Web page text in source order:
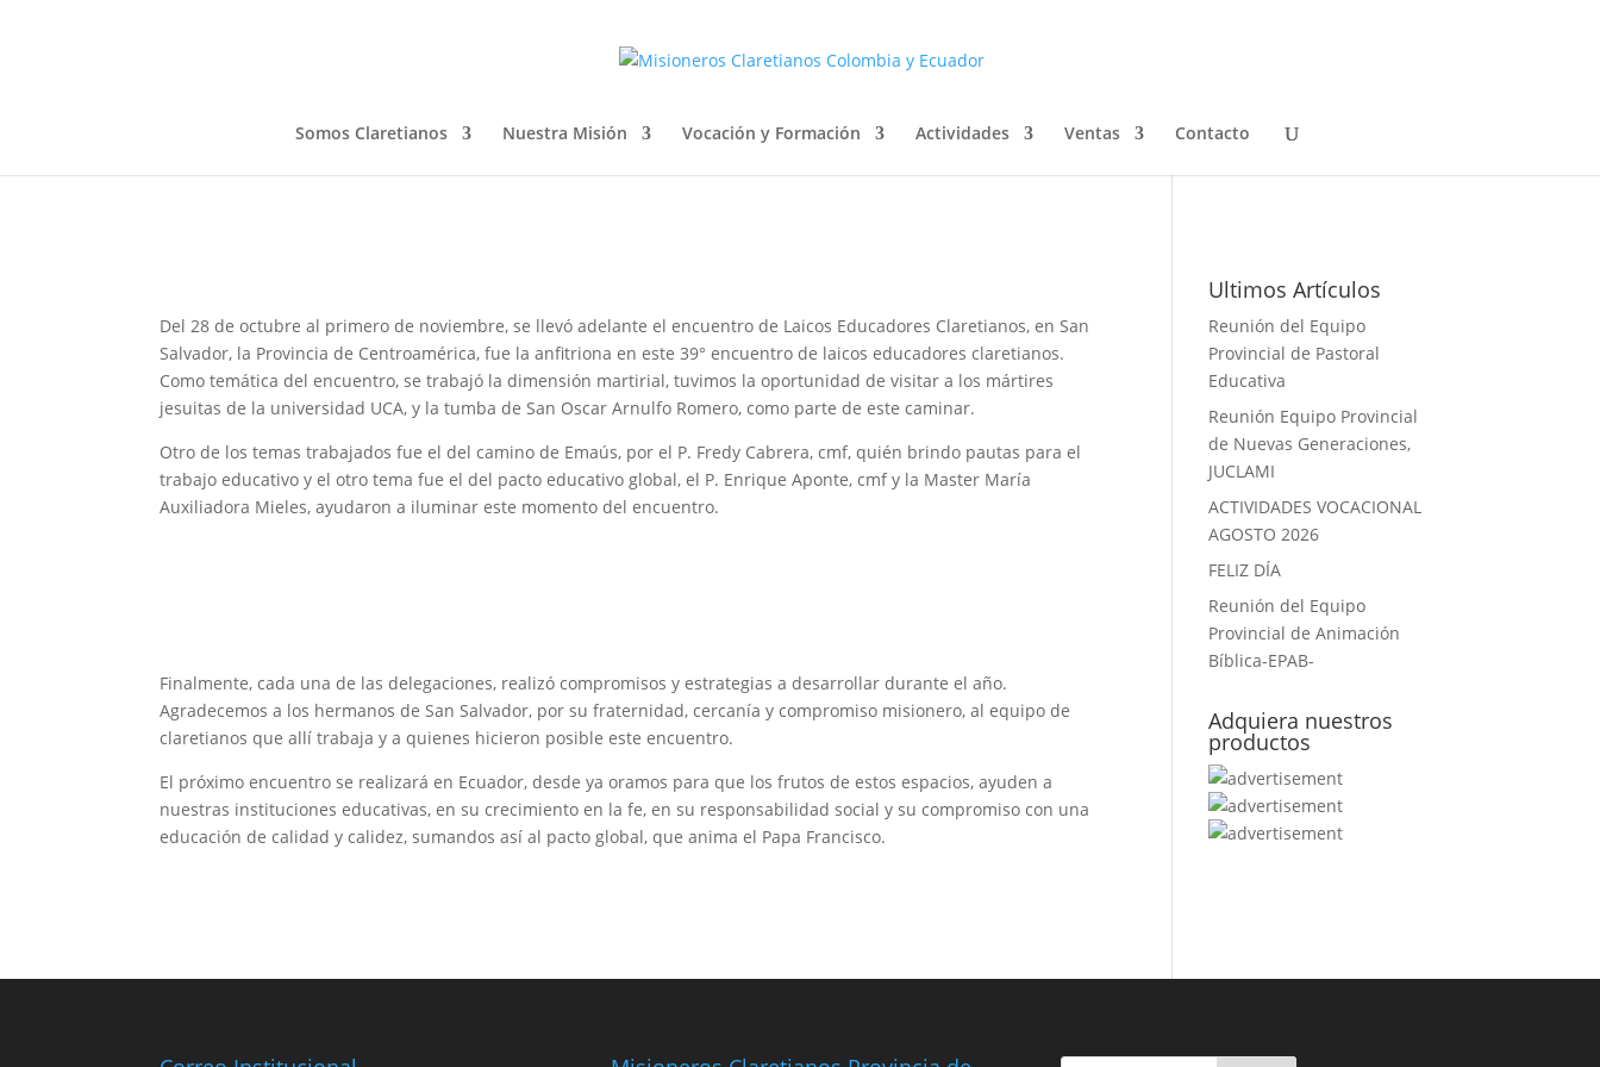
Somos Claretianos Nuestra Misión Vocación y Formación Actividades Ventas Contacto
ENCUENTRO DE LAICOS EDUCADORES CLARETIANOS –
Del 28 de octubre al primero de noviembre, se llevó adelante el encuentro de Laicos Educadores Claretianos, en San
Salvador, la Provincia de Centroamérica, fue la anfitriona en este 39° encuentro de laicos educadores claretianos.
Como temática del encuentro, se trabajó la dimensión martirial, tuvimos la oportunidad de visitar a los mártires
jesuitas de la universidad UCA, y la tumba de San Oscar Arnulfo Romero, como parte de este caminar.
Otro de los temas trabajados fue el del camino de Emaús, por el P. Fredy Cabrera, cmf, quién brindo pautas para el
trabajo educativo y el otro tema fue el del pacto educativo global, el P. Enrique Aponte, cmf y la Master María
Auxiliadora Mieles, ayudaron a iluminar este momento del encuentro.
Finalmente, cada una de las delegaciones, realizó compromisos y estrategias a desarrollar durante el año.
Agradecemos a los hermanos de San Salvador, por su fraternidad, cercanía y compromiso misionero, al equipo de
claretianos que allí trabaja y a quienes hicieron posible este encuentro.
El próximo encuentro se realizará en Ecuador, desde ya oramos para que los frutos de estos espacios, ayuden a
nuestras instituciones educativas, en su crecimiento en la fe, en su responsabilidad social y su compromiso con una
educación de calidad y calidez, sumandos así al pacto global, que anima el Papa Francisco.
Ultimos Artículos
Reunión del Equipo
Provincial de Pastoral
Educativa
Reunión Equipo Provincial
de Nuevas Generaciones,
JUCLAMI
ACTIVIDADES VOCACIONAL
AGOSTO 2026
FELIZ DÍA
Reunión del Equipo
Provincial de Animación
Bíblica-EPAB-
Adquiera nuestros
productos